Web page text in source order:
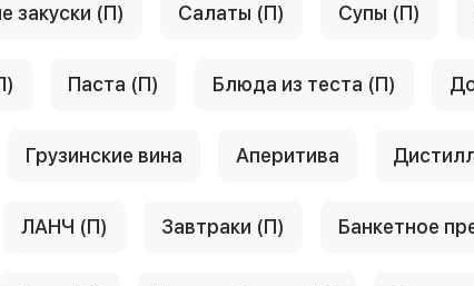
закуски (П) Салаты (П) Супы (П)
Паста (П) Блюда из теста (П)
Грузинские вина Аперитива
ЛАНЧ (П) Завтраки (П) Банкетное